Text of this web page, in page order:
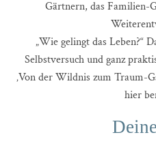
Gärtnern, das Familien-
„Wie gelingt das Leben?“
Selbstversuch und ganz
‚Von der Wildnis zum Traum-
hier